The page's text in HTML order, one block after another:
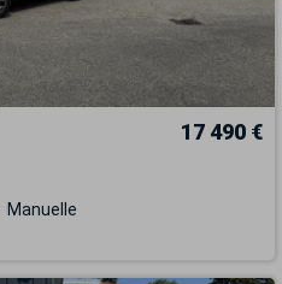
17 490 €
Manuelle